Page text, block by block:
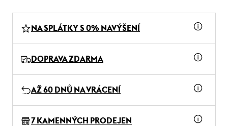
NA SPLÁTKY S 0% NAVÝŠENÍ
DOPRAVA ZDARMA
AŽ 60 DNŮ NA VRÁCENÍ
7 KAMENNÝCH PRODEJEN